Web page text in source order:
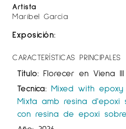
Artista
Maribel García
Exposición:
CARACTERÍSTICAS PRINCIPALES
Título: Florecer en Viena III
Tecnica: Mixed with
Mixta amb resina d'epoxi
con resina de epoxi